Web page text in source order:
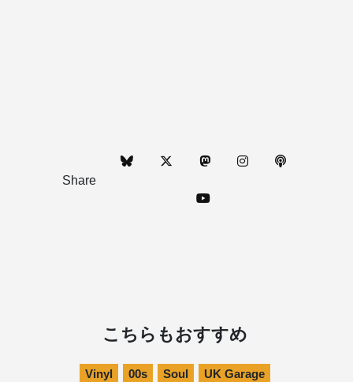
Share
こちらもおすすめ
Vinyl 00s Soul UK Garage